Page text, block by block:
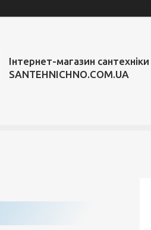
Інтернет-магазин сантехніки
SANTEHNICHNO.COM.UA